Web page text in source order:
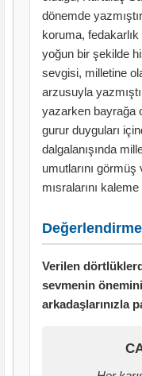
dönemde
koruma,
yoğun bir şekilde
sevgisi, milletine
arzusuyla
yazarken bayrağa
gurur duyguları
dalgalanışında
umutlarını
mısralarını kaleme
Değerlendirme
Verilen
sevmenin
arkadaşlarınızla